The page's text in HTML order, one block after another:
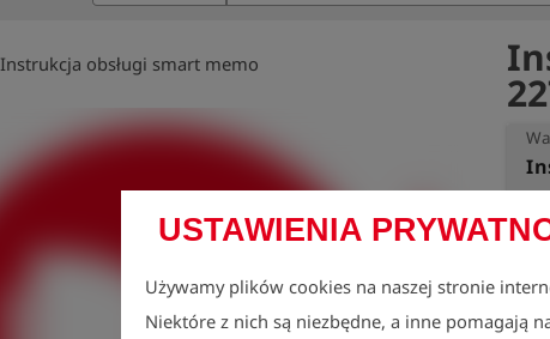
USTAWIENIA
Używamy plików cookies na naszej stronie
Niektóre z nich są niezbędne, a inne pomagają
Instrukcja obsługi smart memo